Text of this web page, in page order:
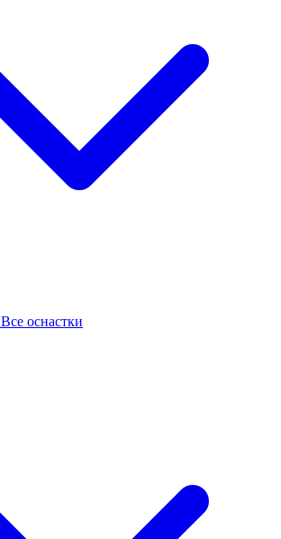
Все оснастки